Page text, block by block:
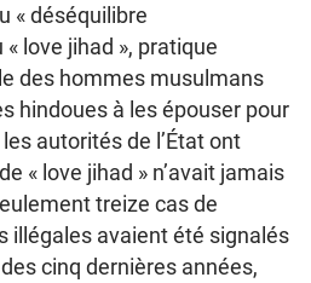
« déséquilibre
love jihad », pratique
des hommes musulmans
hindoues à les épouser pour
autorités de l’État ont
« love jihad » n’avait jamais
treize cas de
illégales avaient été signalés
cinq dernières années,